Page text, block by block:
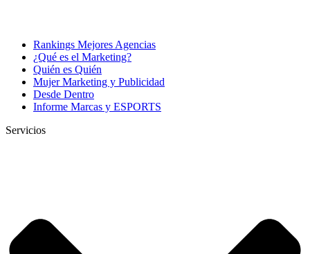
Rankings Mejores Agencias
¿Qué es el Marketing?
Quién es Quién
Mujer Marketing y Publicidad
Desde Dentro
Informe Marcas y ESPORTS
Servicios